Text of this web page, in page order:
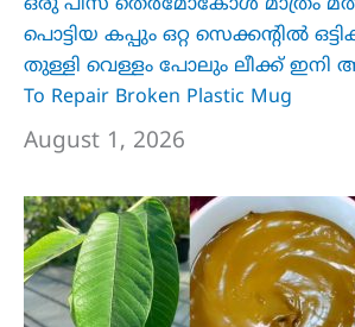
ഒരു പീസ് തെർമോകോൾ മാത്രം
പൊട്ടിയ കപ്പും ഒറ്റ സെക്കന്റിൽ
തുള്ളി വെള്ളം പോലും ലീക്ക് ഇനി
To Repair Broken Plastic Mug
August 1, 2026